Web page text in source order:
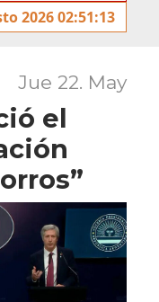
2026 02:51:13
Jue 22. May
el